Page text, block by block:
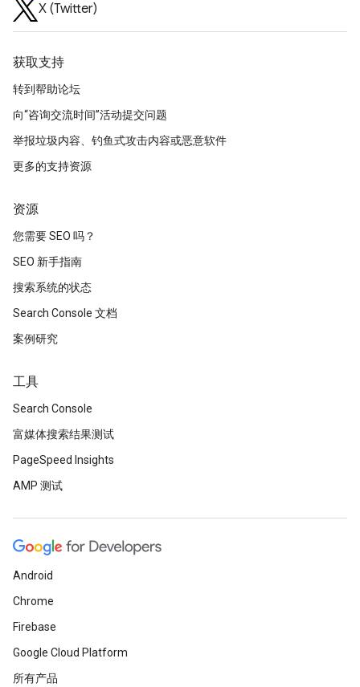
X (Twitter)
获取支持
转到帮助论坛
向“咨询交流时间”活动提交问题
举报垃圾内容、钓鱼式攻击内容或恶意软件
更多的支持资源
资源
您需要 SEO 吗？
SEO 新手指南
搜索系统的状态
Search Console 文档
案例研究
工具
Search Console
富媒体搜索结果测试
PageSpeed Insights
AMP 测试
Android
Chrome
Firebase
Google Cloud Platform
所有产品